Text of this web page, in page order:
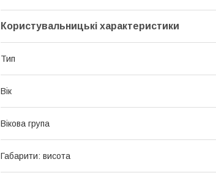
Користувальницькі характеристики
Тип
Вік
Вікова група
Габарити: висота